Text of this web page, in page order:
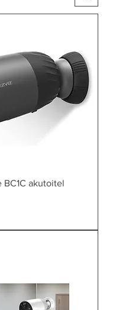
BC1C akutoitel